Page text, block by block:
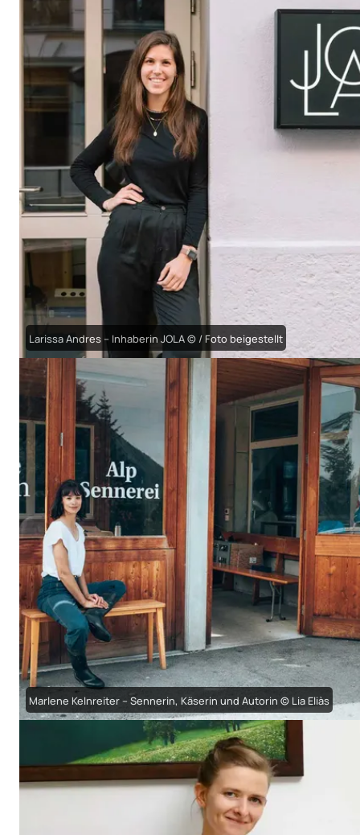
Larissa Andres – Inhaberin JOLA © / Foto beigestellt
Marlene Kelnreiter – Sennerin, Käserin und Autorin © Lia Eliàs